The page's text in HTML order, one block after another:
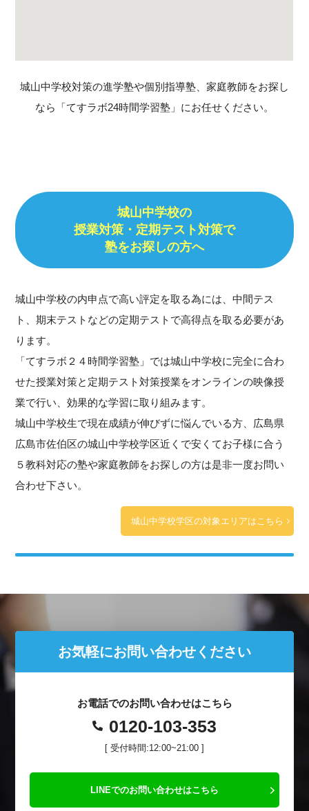
城山中学校対策の進学塾や個別指導塾、家庭教師をお探し
なら「てすラボ24時間学習塾」にお任せください。
城山中学校の
授業対策・定期テスト対策で
塾をお探しの方へ
城山中学校の内申点で高い評定を取る為には、中間テス
ト、期末テストなどの定期テストで高得点を取る必要があ
ります。
「てすラボ２４時間学習塾」では城山中学校に完全に合わ
せた授業対策と定期テスト対策授業をオンラインの映像授
業で行い、効果的な学習に取り組みます。
城山中学校生で現在成績が伸びずに悩んでいる方、広島県
広島市佐伯区の城山中学校学区近くで安くてお子様に合う
５教科対応の塾や家庭教師をお探しの方は是非一度お問い
合わせ下さい。
城山中学校学区の対象エリアはこちら
お気軽にお問い合わせください
お電話でのお問い合わせはこちら
0120-103-353
[ 受付時間:12:00~21:00 ]
LINEでのお問い合わせはこちら